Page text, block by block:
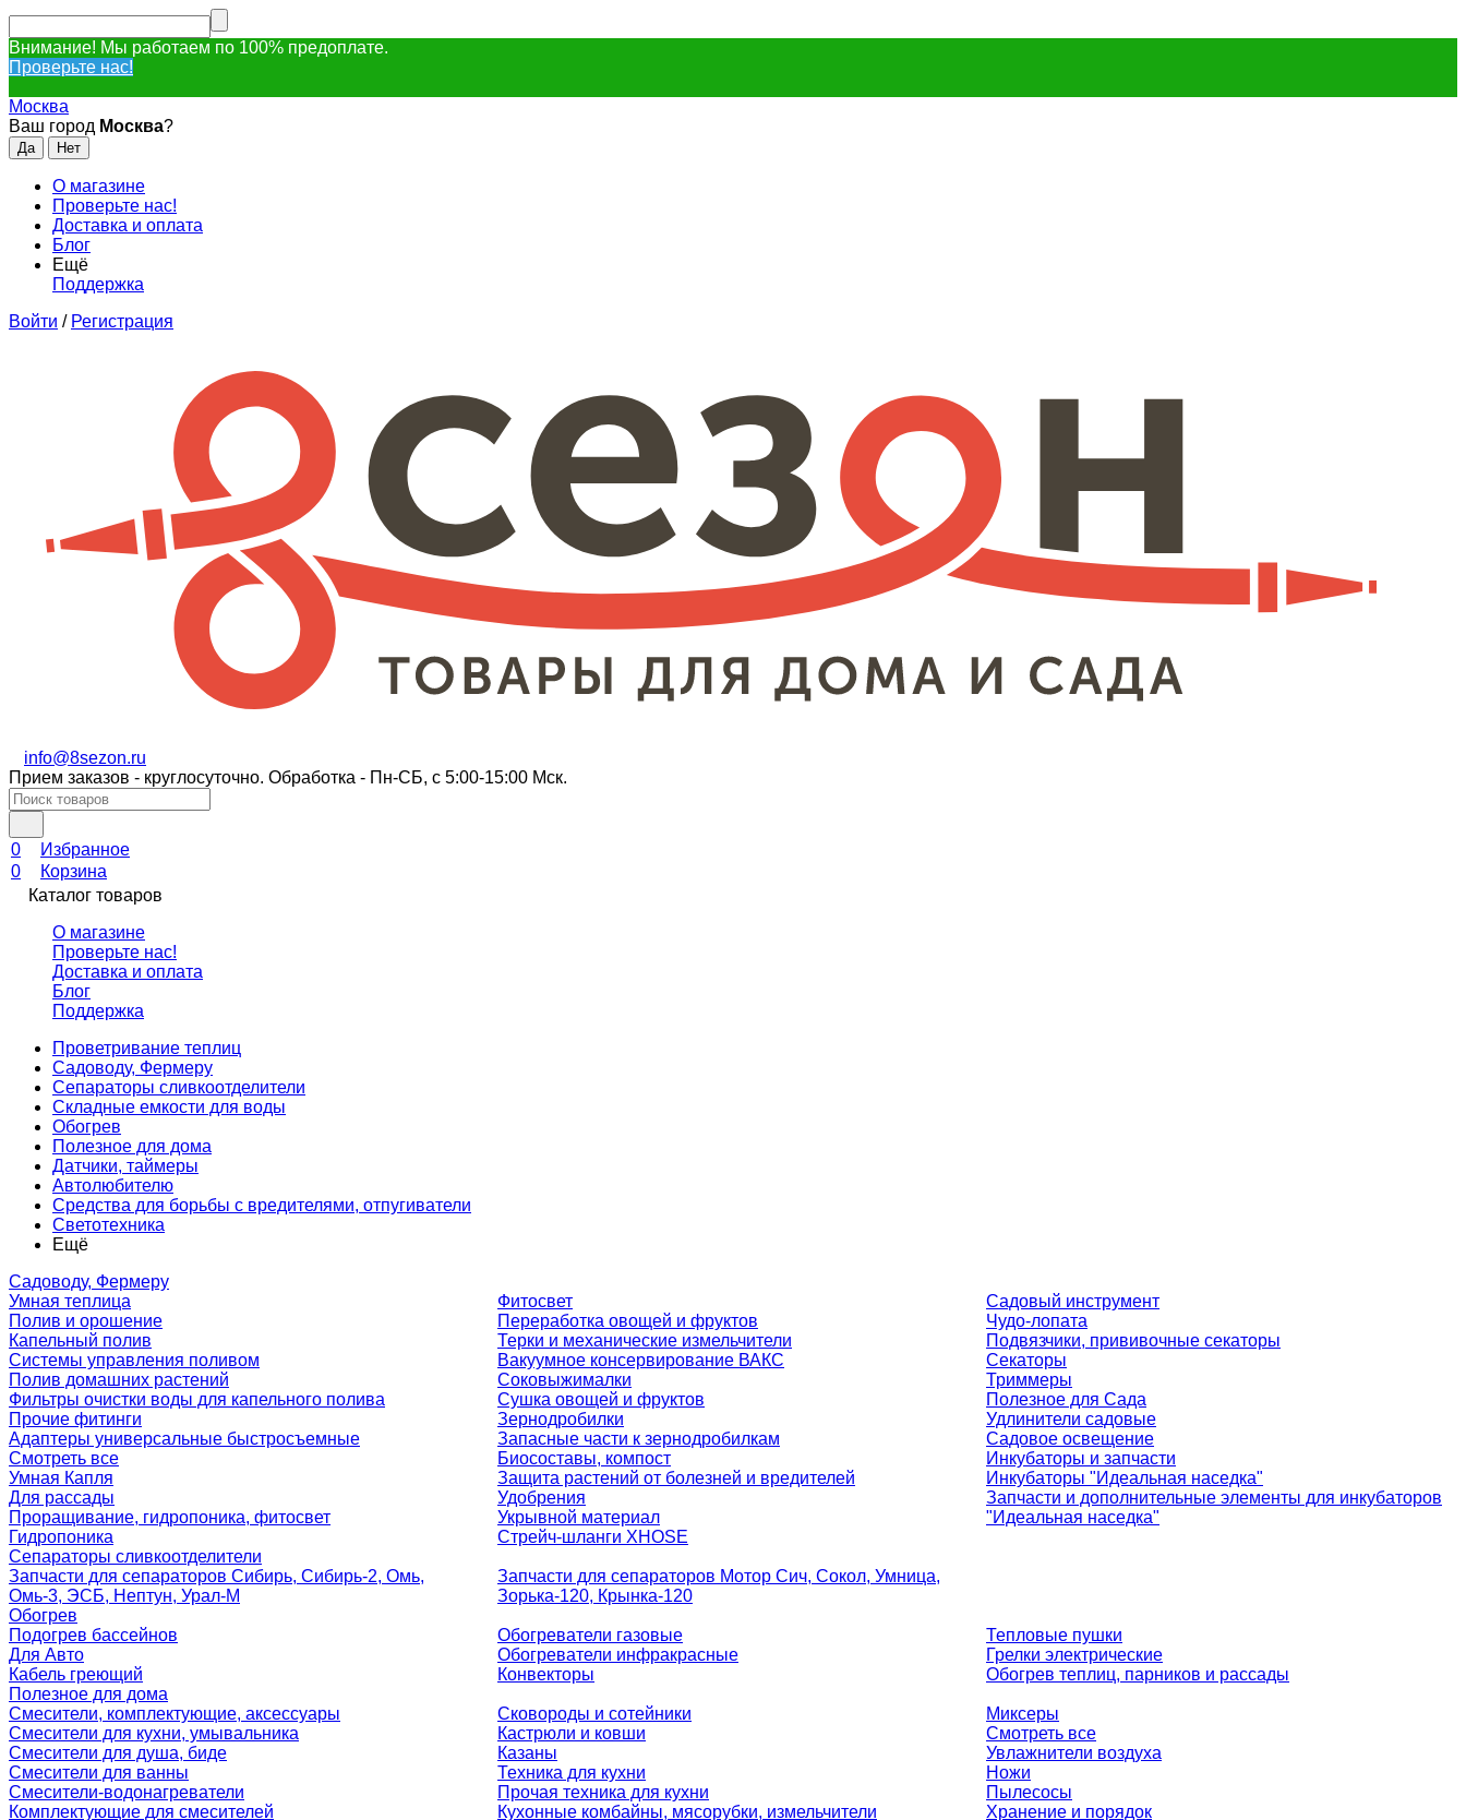
Внимание! Мы работаем по 100% предоплате.
Проверьте нас!
Москва
Ваш город Москва?
О магазине
Проверьте нас!
Доставка и оплата
Блог
Ещё
Поддержка
Войти / Регистрация
info@8sezon.ru
Прием заказов - круглосуточно. Обработка - Пн-СБ, с 5:00-15:00 Мск.
0
Избранное
0
Корзина
Каталог товаров
О магазине
Проверьте нас!
Доставка и оплата
Блог
Поддержка
Проветривание теплиц
Садоводу, Фермеру
Сепараторы сливкоотделители
Складные емкости для воды
Обогрев
Полезное для дома
Датчики, таймеры
Автолюбителю
Средства для борьбы с вредителями, отпугиватели
Светотехника
Ещё
Садоводу, Фермеру
Умная теплица
Полив и орошение
Капельный полив
Системы управления поливом
Полив домашних растений
Фильтры очистки воды для капельного полива
Прочие фитинги
Адаптеры универсальные быстросъемные
Смотреть все
Умная Капля
Для рассады
Проращивание, гидропоника, фитосвет
Гидропоника
Фитосвет
Переработка овощей и фруктов
Терки и механические измельчители
Вакуумное консервирование ВАКС
Соковыжималки
Сушка овощей и фруктов
Зернодробилки
Запасные части к зернодробилкам
Биосоставы, компост
Защита растений от болезней и вредителей
Удобрения
Укрывной материал
Стрейч-шланги XHOSE
Садовый инструмент
Чудо-лопата
Подвязчики, прививочные секаторы
Секаторы
Триммеры
Полезное для Сада
Удлинители садовые
Садовое освещение
Инкубаторы и запчасти
Инкубаторы "Идеальная наседка"
Запчасти и дополнительные элементы для инкубаторов
"Идеальная наседка"
Сепараторы сливкоотделители
Запчасти для сепараторов Сибирь, Сибирь-2, Омь,
Омь-3, ЭСБ, Нептун, Урал-М
Запчасти для сепараторов Мотор Сич, Сокол, Умница,
Зорька-120, Крынка-120
Обогрев
Подогрев бассейнов
Для Авто
Кабель греющий
Обогреватели газовые
Обогреватели инфракрасные
Конвекторы
Тепловые пушки
Грелки электрические
Обогрев теплиц, парников и рассады
Полезное для дома
Смесители, комплектующие, аксессуары
Смесители для кухни, умывальника
Смесители для душа, биде
Смесители для ванны
Смесители-водонагреватели
Комплектующие для смесителей
Сковороды и сотейники
Кастрюли и ковши
Казаны
Техника для кухни
Прочая техника для кухни
Кухонные комбайны, мясорубки, измельчители
Миксеры
Смотреть все
Увлажнители воздуха
Ножи
Пылесосы
Хранение и порядок